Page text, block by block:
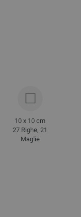
10 x 10 cm
27 Righe, 21
Maglie